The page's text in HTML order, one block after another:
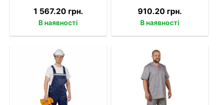
1 567.20 грн.
В наявності
910.20 грн.
В наявності